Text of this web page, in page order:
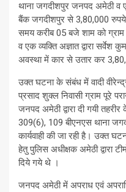
थाना जगदीशपुर जनपद अमेठी व
बैंक जगदीशपुर से 3,80,000
समय करीब 05 बजे शाम को
व एक व्यक्ति अज्ञात द्वारा
अवस्था में कार से उतार कर
उक्त घटना के संबंध में वादी
प्रसाद शुक्ल निवासी ग्राम पूरे
जनपद अमेठी द्वारा दी गयी
309(6), 109 बीएनएस थाना
कार्यवाही की जा रही है। उक्त
हेतु पुलिस अधीक्षक अमेठी द्वारा
दिये गये थे ।
जनपद अमेठी में अपराध एवं